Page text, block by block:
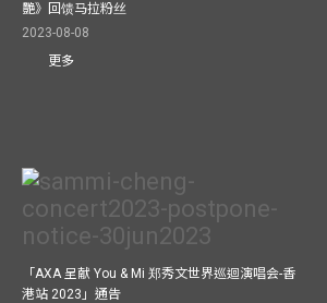
艷》回馈马拉粉丝
2023-08-08
更多
「AXA 呈献 You & Mi 郑秀文世界巡迴演唱会-香
港站 2023」通告